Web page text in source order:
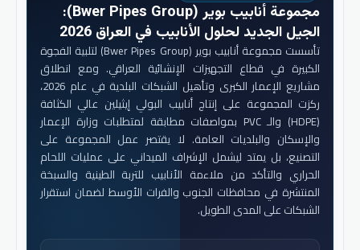
مجموعة أنابيب بوير (Bwer Pipes Group)
:
الجيل الجديد لحلول الأنابيب في العراق 2026
تأسست مجموعة أنابيب بوير (Bwer Pipes Group) لتلبية الفجوة
الكبيرة في قطاع التجهيزات الإنشائية العراقي. ومع انطلاق
مشاريع الإعمار الكبرى وتأهيل الشبكات البلدية في عام 2026،
ركزت المجموعة على إنتاج أنابيب البولي إيثيلين عالي الكثافة
(HDPE) والـ PVC بمواصفات مطابقة لمتطلبات وزارة الإعمار
والإسكان والبلديات العامة. لا يقتصر عمل المجموعة على
التصنيع، بل يمتد ليشمل الإشراف الميداني على عمليات اللحام
الحراري والتأكد من ملاءمة الأنابيب للتربة الطينية والسبخة
المنتشرة في محافظات الجنوب والفرات الأوسط لضمان استقرار
الشبكات على المدى الطويل.